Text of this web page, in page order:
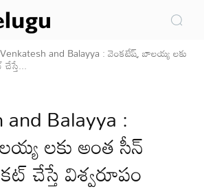
Venkatesh and Balayya : వెంకటేష్, బాలయ్య లకు
Balayya :
లకు అంత సీన్
చేస్తే విశ్వరూపం